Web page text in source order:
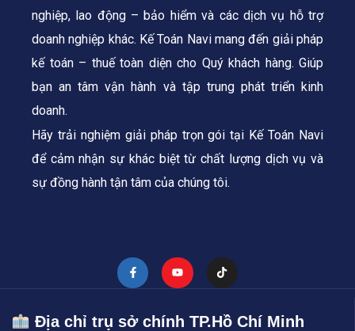
nghiệp, lao động – bảo hiểm và các dịch vụ hỗ trợ
doanh nghiệp khác. Kế Toán Navi mang đến giải pháp
kế toán – thuế toàn diện cho Quý khách hàng. Giúp
bạn an tâm vận hành và tập trung phát triển kinh
doanh.
Hãy trải nghiệm giải pháp trọn gói tại Kế Toán Navi
để cảm nhận sự khác biệt từ chất lượng dịch vụ và
sự đồng hành tận tâm của chúng tôi.
Địa chỉ trụ sở chính TP.Hồ Chí Minh